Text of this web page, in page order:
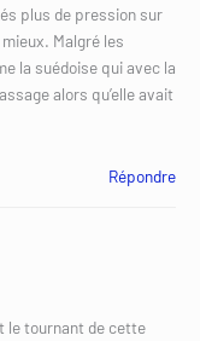
plus de pression sur
Malgré les
la suédoise qui avec la
alors qu’elle avait
Répondre
le tournant de cette